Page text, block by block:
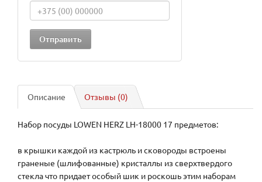
Описание Отзывы (0)
Набор посуды LOWEN HERZ LH-18000 17 предметов:
в крышки каждой из кастрюль и сковороды встроены
граненые (шлифованные) кристаллы из сверхтвердого
стекла что придает особый шик и роскошь этим наборам